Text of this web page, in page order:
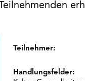
Teilnehmenden
Teilnehmer:
Handlungsfelder: